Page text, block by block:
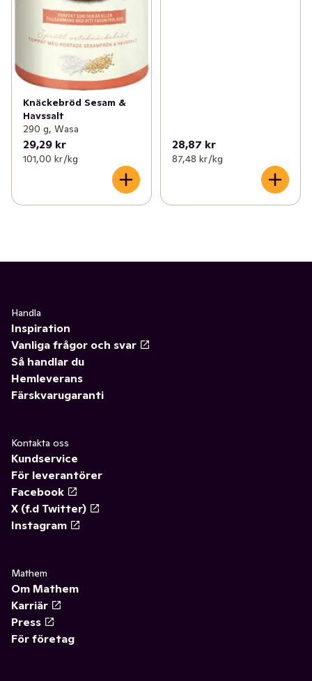
Knäckebröd Sesam &
Havssalt
290 g, Wasa
29,29 kr
101,00 kr /kg
28,87 kr
87,48 kr /kg
Handla
Inspiration
Vanliga frågor och svar
Så handlar du
Hemleverans
Färskvarugaranti
Kontakta oss
Kundservice
För leverantörer
Facebook
X (f.d Twitter)
Instagram
Mathem
Om Mathem
Karriär
Press
För företag